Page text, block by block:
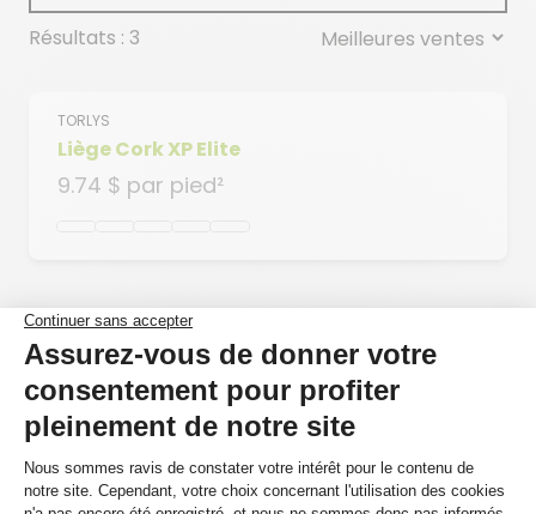
Résultats : 3
TORLYS
Liège Cork XP Elite
9.74 $ par pied²
Liège Cork XP Designer
11.34 $par pied²